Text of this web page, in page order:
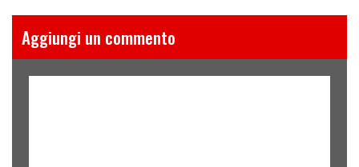
Aggiungi un commento